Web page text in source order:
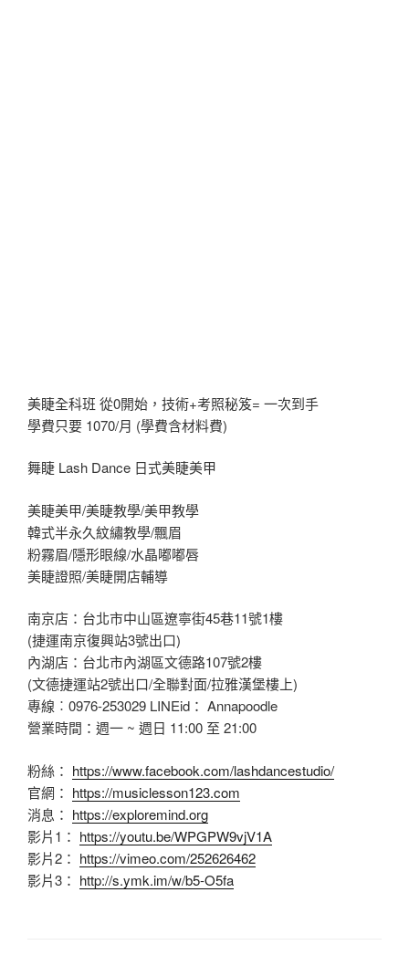
美睫全科班 從0開始，技術+考照秘笈= 一次到手
學費只要 1070/月 (學費含材料費)
舞睫 Lash Dance 日式美睫美甲
美睫美甲/美睫教學/美甲教學
韓式半永久紋繡教學/飄眉
粉霧眉/隱形眼線/水晶嘟嘟唇
美睫證照/美睫開店輔導
南京店：台北市中山區遼寧街45巷11號1樓
(捷運南京復興站3號出口)
內湖店：台北市內湖區文德路107號2樓
(文德捷運站2號出口/全聯對面/拉雅漢堡樓上)
專線︰0976-253029 LINEid： Annapoodle
營業時間：週一 ~ 週日 11:00 至 21:00
粉絲： https://www.facebook.com/lashdancestudio/
官網： https://musiclesson123.com
消息： https://exploremind.org
影片1： https://youtu.be/WPGPW9vjV1A
影片2： https://vimeo.com/252626462
影片3： http://s.ymk.im/w/b5-O5fa